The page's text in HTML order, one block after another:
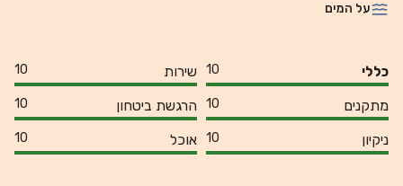
על המים
כללי 10 שירות 10
מתקנים 10 הרגשת ביטחון 10
ניקיון 10 אוכל 10